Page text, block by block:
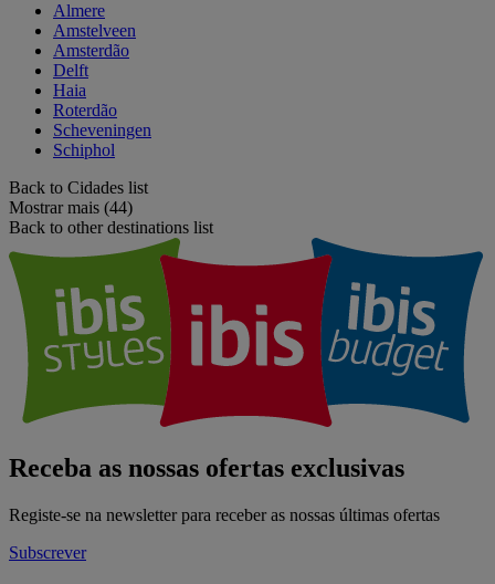
Almere
Amstelveen
Amsterdão
Delft
Haia
Roterdão
Scheveningen
Schiphol
Back to Cidades list
Mostrar mais (44)
Back to other destinations list
Receba as nossas ofertas exclusivas
Registe-se na newsletter para receber as nossas últimas ofertas
Subscrever